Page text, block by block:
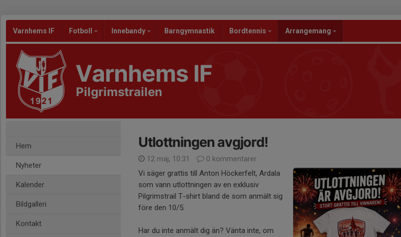
Varnhems IF Fotboll Innebandy Barngymnastik Bordtennis Arrangemang
Varnhems IF
Pilgrimstrailen
Hem
Nyheter
Kalender
Bildgalleri
Kontakt
Utlottningen avgjord!
12 maj, 10:31
0 kommentarer
Vi säger grattis till Anton Höckerfelt, Ardala
som vann utlottningen av en exklusiv
Pilgrimstrail T-shirt bland de som anmält sig
före den 10/5.
Har du inte anmält dig än? Vänta inte, om